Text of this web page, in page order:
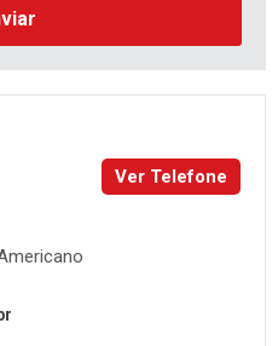
Ver Telefone